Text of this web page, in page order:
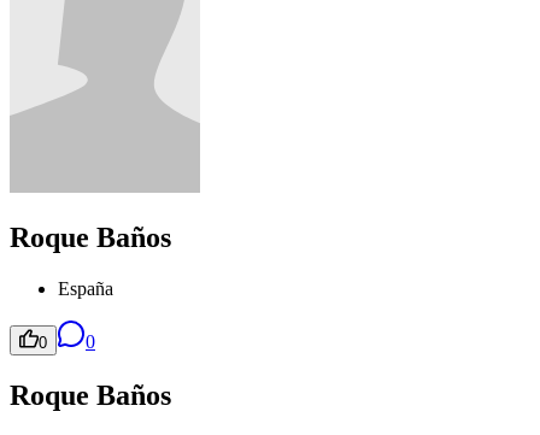
Roque Baños
España
0 0
Roque Baños